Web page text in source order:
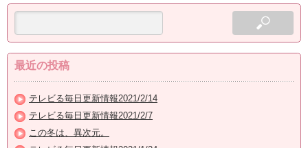
最近の投稿
テレビる毎日更新情報2021/2/14
テレビる毎日更新情報2021/2/7
この冬は、異次元。